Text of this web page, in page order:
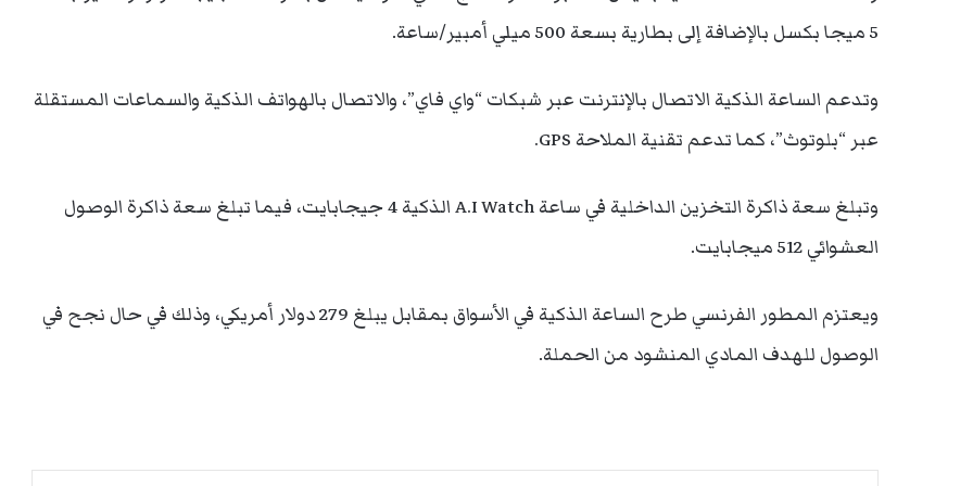
5 ميجا بكسل بالإضافة إلى بطارية بسعة 500 ميلي أمبير/ساعة.
وتدعم الساعة الذكية الاتصال بالإنترنت عبر شبكات “واي فاي”، والاتصال بالهواتف الذكية والسماعات المستقلة
عبر “بلوتوث”، كما تدعم تقنية الملاحة GPS.
وتبلغ سعة ذاكرة التخزين الداخلية في ساعة A.I Watch الذكية 4 جيجابايت، فيما تبلغ سعة ذاكرة الوصول
العشوائي 512 ميجابايت.
ويعتزم المطور الفرنسي طرح الساعة الذكية في الأسواق بمقابل يبلغ 279 دولار أمريكي، وذلك في حال نجح في
الوصول للهدف المادي المنشود من الحملة.